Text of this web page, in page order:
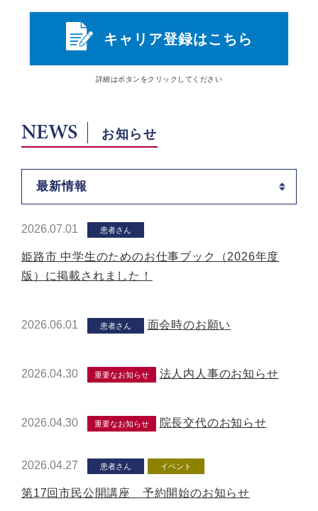
キャリア登録はこちら
詳細はボタン をクリックしてください
NEWS お知らせ
最新情報
2026.07.01 患者さん
姫路市 中学生のためのお仕事ブック（2026年度
版）に掲載されました！
2026.06.01 患者さん 面会時のお願い
2026.04.30 重要なお知らせ 法人内人事のお知らせ
2026.04.30 重要なお知らせ 院長交代のお知らせ
2026.04.27 患者さん イベント
第17回市民公開講座 予約開始のお知らせ